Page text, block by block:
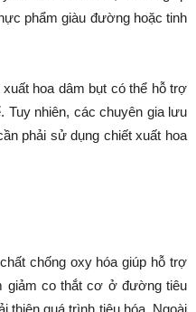
phẩm giàu đường hoặc tinh
hoa dâm bụt có thể hỗ trợ
Tuy nhiên, các chuyên gia lưu
phải sử dụng chiết xuất hoa
chống oxy hóa giúp hỗ trợ
giảm co thắt cơ ở đường tiêu
thiện quá trình tiêu hóa. Ngoài